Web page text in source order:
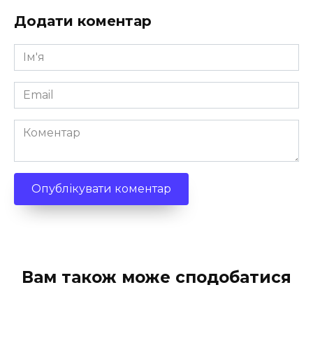
Додати коментар
Ім'я
*
Email
*
Коментар
Вам також може сподобатися